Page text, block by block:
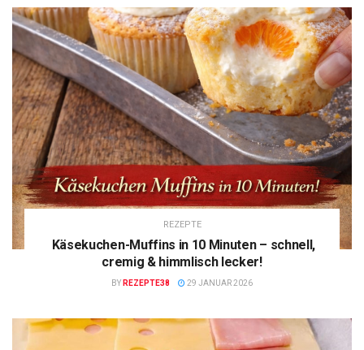
REZEPTE
Käsekuchen-Muffins in 10 Minuten – schnell,
cremig & himmlisch lecker!
BY REZEPTE38 29 JANUAR 2026